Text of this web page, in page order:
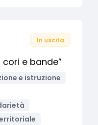
In uscita
cori e bande”
e istruzione